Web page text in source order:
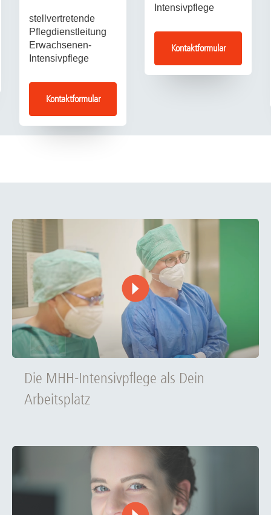
stellvertretende
Pflegdienstleitung
Erwachsenen-
Intensivpflege
Kontaktformular
Intensivpflege
Kontaktformular
Die MHH-Intensivpflege als Dein
Arbeitsplatz